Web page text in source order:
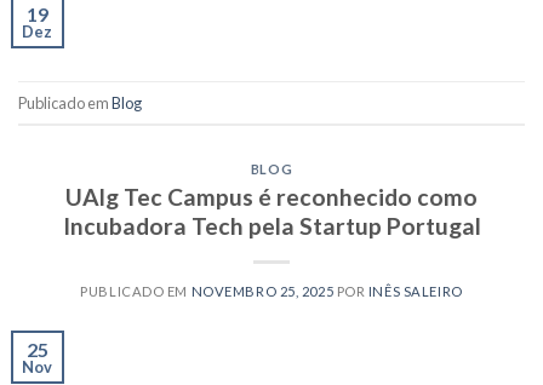
19
Dez
Publicado emBlog
BLOG
UAlg Tec Campus é reconhecido como
Incubadora Tech pela Startup Portugal
PUBLICADO EM NOVEMBRO 25, 2025 POR INÊS SALEIRO
25
Nov